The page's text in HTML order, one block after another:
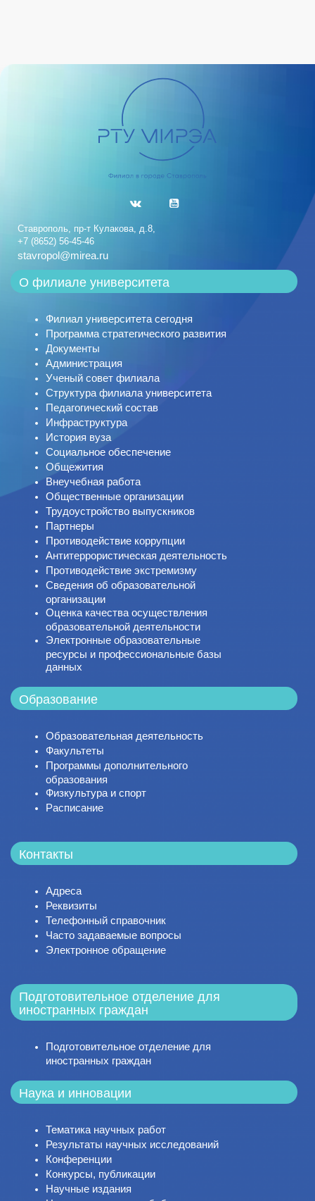
Ставрополь, пр-т Кулакова, д.8,
+7 (8652) 56-45-46
stavropol@mirea.ru
О филиале университета
Филиал университета сегодня
Программа стратегического развития
Документы
Администрация
Ученый совет филиала
Структура филиала университета
Педагогический состав
Инфраструктура
История вуза
Социальное обеспечение
Общежития
Внеучебная работа
Общественные организации
Трудоустройство выпускников
Партнеры
Противодействие коррупции
Антитеррористическая деятельность
Противодействие экстремизму
Сведения об образовательной
организации
Оценка качества осуществления
образовательной деятельности
Электронные образовательные
ресурсы и профессиональные базы
данных
Образование
Образовательная деятельность
Факультеты
Программы дополнительного
образования
Физкультура и спорт
Расписание
Контакты
Адреса
Реквизиты
Телефонный справочник
Часто задаваемые вопросы
Электронное обращение
Подготовительное отделение для
иностранных граждан
Подготовительное отделение для
иностранных граждан
Наука и инновации
Тематика научных работ
Результаты научных исследований
Конференции
Конкурсы, публикации
Научные издания